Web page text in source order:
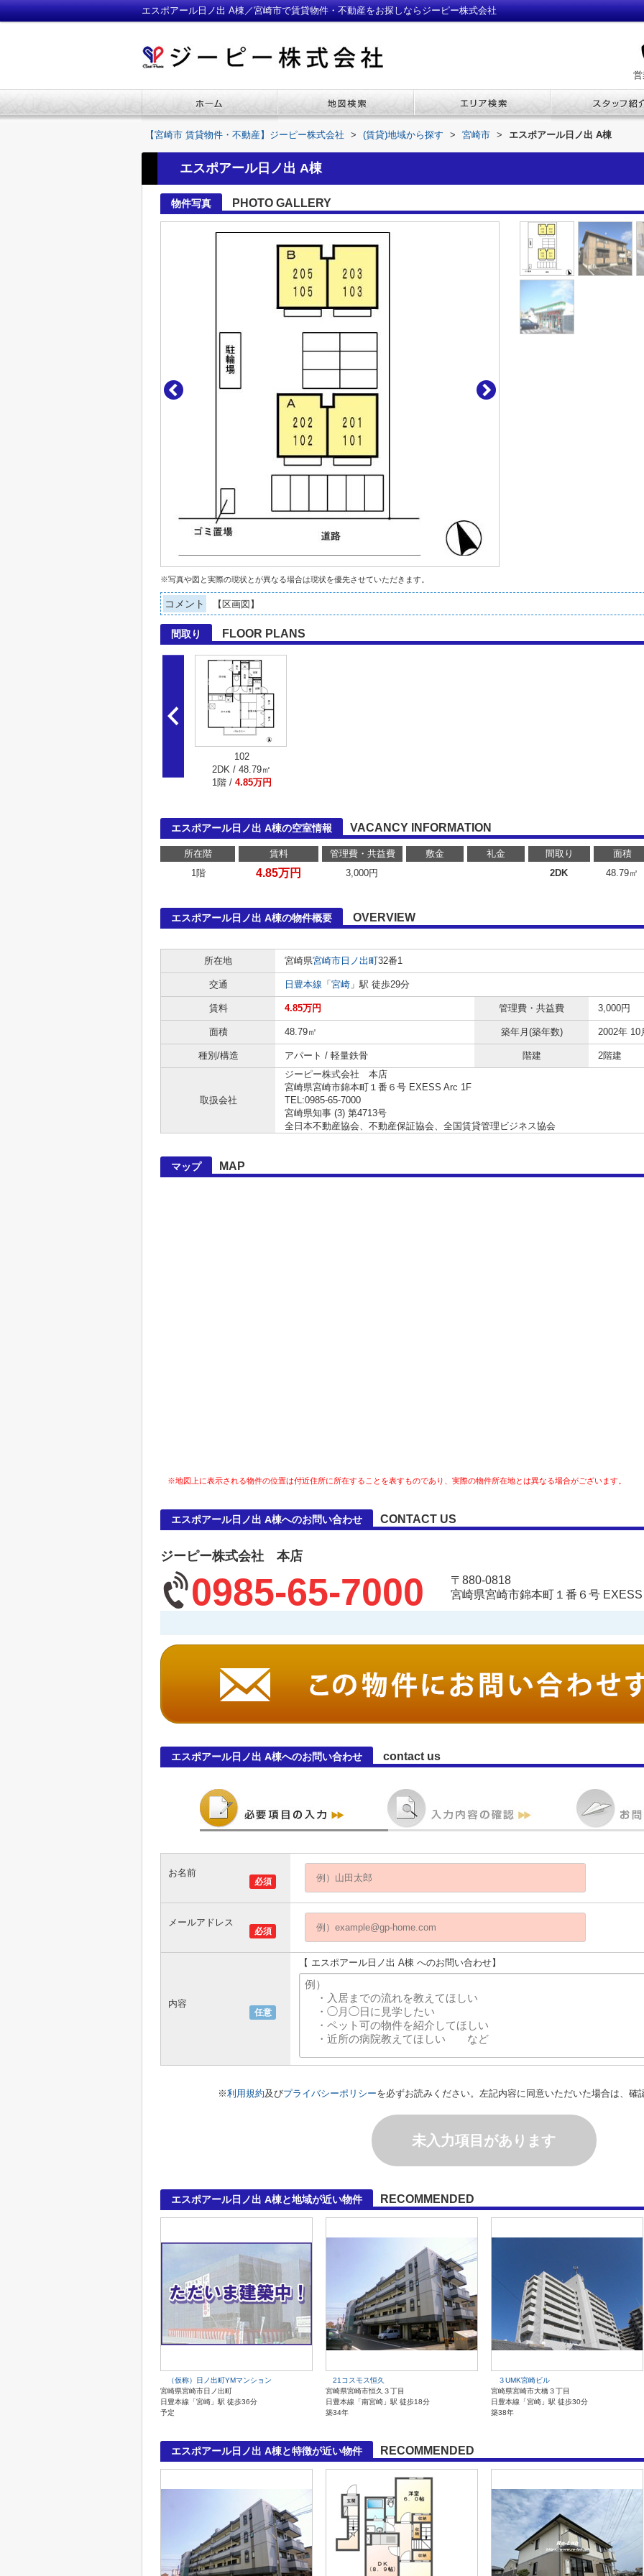
エスポアール日ノ出 A棟／宮崎市で賃貸物件・不動産をお探しならジーピー株式会社
【宮崎市 賃貸物件・不動産】ジーピー株式会社 > (賃貸)地域から探す > 宮崎市 > エスポアール日ノ出 A棟
エスポアール日ノ出 A棟
物件写真 PHOTO GALLERY
※写真や図と実際の現状とが異なる場合は現状を優先させていただきます。
コメント 【区画図】
間取り FLOOR PLANS
102
2DK / 48.79㎡
1階 / 4.85万円
エスポアール日ノ出 A棟の空室情報 VACANCY INFORMATION
所在階 賃料 管理費・共益費 敷金 礼金 間取り
面積
1階
4.85万円 3,000円 2DK 48.79㎡
エスポアール日ノ出 A棟の物件概要 OVERVIEW
所在地 宮崎県宮崎市 日ノ出町32番1
交通 日豊本線 「 宮崎 」駅 徒歩29分
賃料 4.85万円 管理費・共益費 3,000円
面積 48.79㎡ 築年月(築年数) 2002年 10
種別/構造 アパート / 軽量鉄骨 階建 2階建
取扱会社
ジーピー株式会社 本店
宮崎県宮崎市錦本町１番６号 EXESS Arc 1F
TEL:0985-65-7000
宮崎県知事 (3) 第4713号
全日本不動産協会、不動産保証協会、全国賃貸管理ビジネス協会
マップ MAP
※地図上に表示される物件の位置は付近住所に所在することを表すものであり、実際の物件所在地とは異なる場合がございます。
エスポアール日ノ出 A棟へのお問い合わせ CONTACT US
ジーピー株式会社 本店
0985-65-7000
〒880-0818
宮崎県宮崎市錦本町１番６号
エスポアール日ノ出 A棟へのお問い合わせ contact us
必須
お名前
必須
メールアドレス
任意
内容
【 エスポアール日ノ出 A棟 へのお問い合わせ】
※利用規約及びプライバシーポリシーを必ずお読みください。左記内容に同意いただいた場合は、確
未入力項目があります
エスポアール日ノ出 A棟と地域が近い物件 RECOMMENDED
（仮称）日ノ出町YMマンション
宮崎県宮崎市日ノ出町
日豊本線「宮崎」駅 徒歩36分
予定
21コスモス恒久
宮崎県宮崎市恒久３丁目
日豊本線「南宮崎」駅 徒歩18分
築34年
３UMK宮崎ビル
宮崎県宮崎市大橋３丁目
日豊本線「宮崎」駅 徒歩30分
築38年
エスポアール日ノ出 A棟と特徴が近い物件 RECOMMENDED